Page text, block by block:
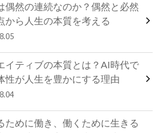
偶然の連続なのか？偶然と必然
から人生の本質を考える
イティブの本質とは？AI時代で
性が人生を豊かにする理由
ために働き、働くために生きる